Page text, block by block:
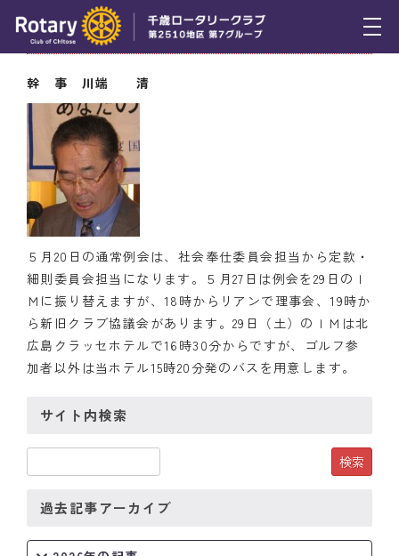
トピックス
例会報告
活動報告
理事会報告
スケジュール
年間プログラム
木曜会
組織図
歴代会長・幹事
記念誌
5月13日（木） 幹事報告
幹 事 川端 清
５月20日の通常例会は、社会奉仕委員会担当から定款・
細則委員会担当になります。５月27日は例会を29日のＩ
Ｍに振り替えますが、18時からリアンで理事会、19時か
ら新旧クラブ協議会があります。29日（土）のＩＭは北
広島クラッセホテルで16時30分からですが、ゴルフ参
加者以外は当ホテル15時20分発のバスを用意します。
サイト内検索
過去記事アーカイブ